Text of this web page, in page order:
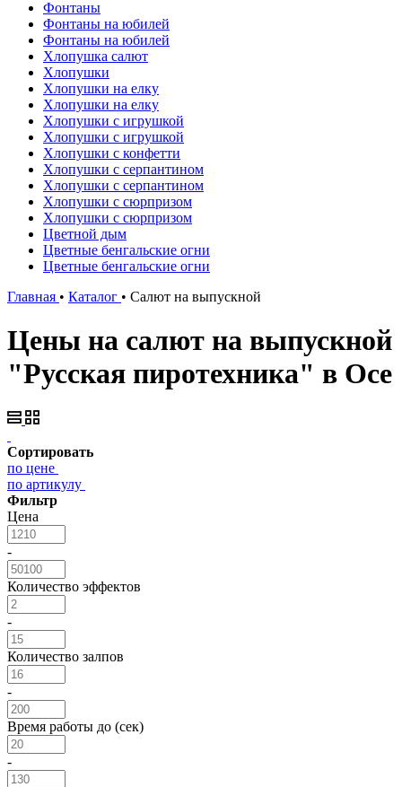
Фонтаны
Фонтаны на юбилей
Фонтаны на юбилей
Хлопушка салют
Хлопушки
Хлопушки на елку
Хлопушки на елку
Хлопушки с игрушкой
Хлопушки с игрушкой
Хлопушки с конфетти
Хлопушки с серпантином
Хлопушки с серпантином
Хлопушки с сюрпризом
Хлопушки с сюрпризом
Цветной дым
Цветные бенгальские огни
Цветные бенгальские огни
Главная • Каталог • Салют на выпускной
Цены на салют на выпускной
"Русская пиротехника" в Осе
Сортировать
по цене
по артикулу
Фильтр
Цена
-
Количество эффектов
-
Количество залпов
-
Время работы до (сек)
-